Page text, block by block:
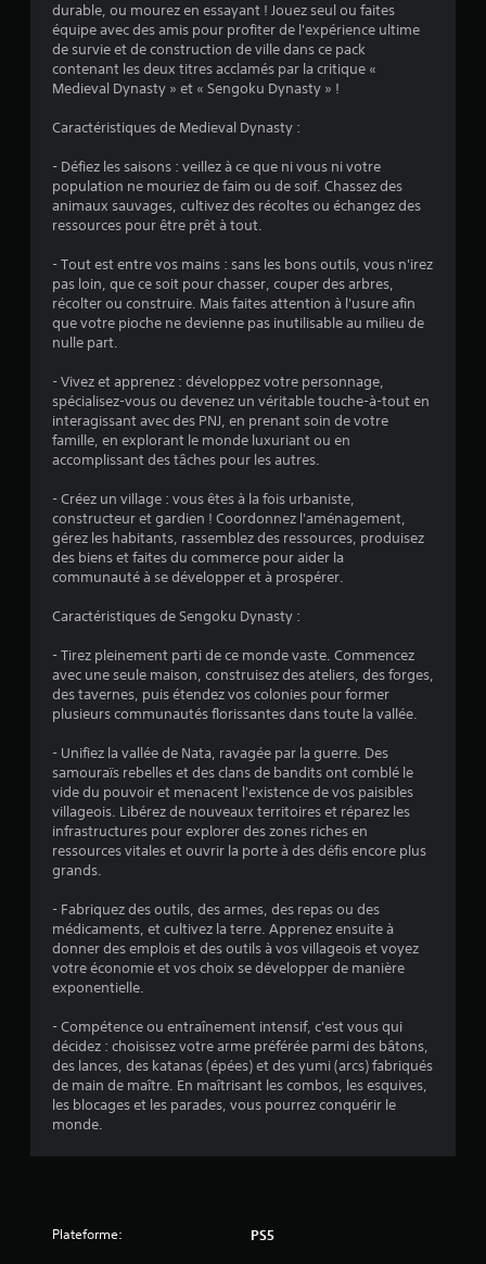
:
5
é
t
i
s
s
5
(
7
a
i
s
)
durable, ou mourez en essayant ! Jouez seul ou faites
équipe avec des amis pour profiter de l'expérience ultime
de survie et de construction de ville dans ce pack
contenant les deux titres acclamés par la critique «
Medieval Dynasty » et « Sengoku Dynasty » !
Caractéristiques de Medieval Dynasty :
- Défiez les saisons : veillez à ce que ni vous ni votre
population ne mouriez de faim ou de soif. Chassez des
animaux sauvages, cultivez des récoltes ou échangez des
ressources pour être prêt à tout.
- Tout est entre vos mains : sans les bons outils, vous n'irez
pas loin, que ce soit pour chasser, couper des arbres,
récolter ou construire. Mais faites attention à l'usure afin
que votre pioche ne devienne pas inutilisable au milieu de
nulle part.
- Vivez et apprenez : développez votre personnage,
spécialisez-vous ou devenez un véritable touche-à-tout en
interagissant avec des PNJ, en prenant soin de votre
famille, en explorant le monde luxuriant ou en
accomplissant des tâches pour les autres.
- Créez un village : vous êtes à la fois urbaniste,
constructeur et gardien ! Coordonnez l'aménagement,
gérez les habitants, rassemblez des ressources, produisez
des biens et faites du commerce pour aider la
communauté à se développer et à prospérer.
Caractéristiques de Sengoku Dynasty :
- Tirez pleinement parti de ce monde vaste. Commencez
avec une seule maison, construisez des ateliers, des forges,
des tavernes, puis étendez vos colonies pour former
plusieurs communautés florissantes dans toute la vallée.
- Unifiez la vallée de Nata, ravagée par la guerre. Des
samouraïs rebelles et des clans de bandits ont comblé le
vide du pouvoir et menacent l'existence de vos paisibles
villageois. Libérez de nouveaux territoires et réparez les
infrastructures pour explorer des zones riches en
ressources vitales et ouvrir la porte à des défis encore plus
grands.
- Fabriquez des outils, des armes, des repas ou des
médicaments, et cultivez la terre. Apprenez ensuite à
donner des emplois et des outils à vos villageois et voyez
votre économie et vos choix se développer de manière
exponentielle.
- Compétence ou entraînement intensif, c'est vous qui
décidez : choisissez votre arme préférée parmi des bâtons,
des lances, des katanas (épées) et des yumi (arcs) fabriqués
de main de maître. En maîtrisant les combos, les esquives,
les blocages et les parades, vous pourrez conquérir le
monde.
Plateforme: PS5